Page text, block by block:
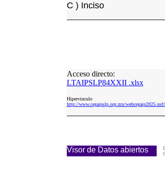
C ) Inciso
Acceso directo:
LTAIPSLP84XXII .xlsx
Hipervinculo
http://www.cegaipslp.org.mx/
Visor de Datos abiertos